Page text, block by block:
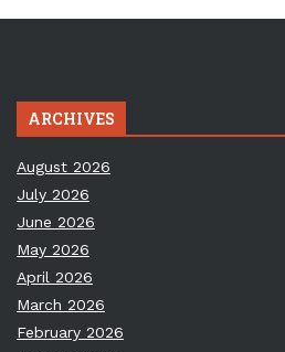
ARCHIVES
August 2026
July 2026
June 2026
May 2026
April 2026
March 2026
February 2026